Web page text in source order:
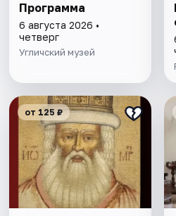
Программа
6 августа 2026 •
четверг
Угличский музей
от 125 ₽